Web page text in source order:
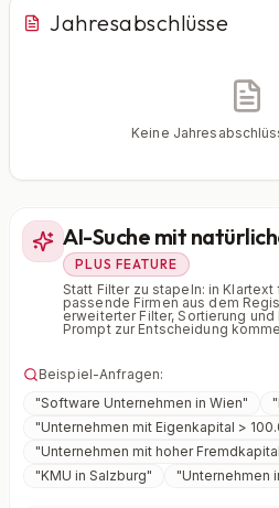
Eigenkapitalquote,
Jederzeit monatlich
Jahresabschlüsse
Keine
AI-Suche mit
PLUS FEATURE
Statt Filter zu stapeln: in
passende Firmen aus dem
erweiterter Filter, Sortierung
Prompt zur Entscheidung
Beispiel-Anfragen:
"Software Unternehmen in Wien" "
"Unternehmen mit Eigenkapital >
"Unternehmen mit hoher
"KMU in Salzburg" "Unternehmen